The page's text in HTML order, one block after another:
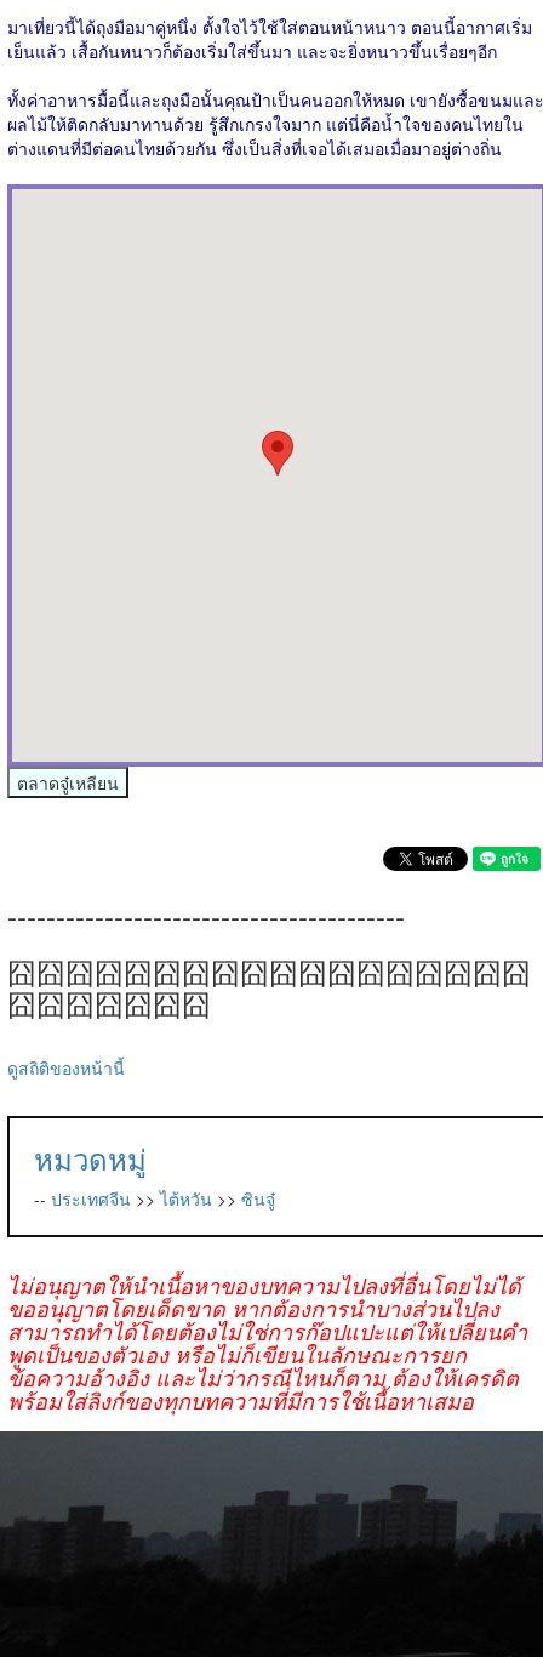
มาเที่ยวนี้ได้ถุงมือมาคู่หนึ่ง ตั้งใจไว้ใช้ใส่ตอนหน้าหนาว ตอนนี้อากาศเริ่ม
เย็นแล้ว เสื้อกันหนาวก็ต้องเริ่มใส่ขึ้นมา และจะยิ่งหนาวขึ้นเรื่อยๆอีก
ทั้งค่าอาหารมื้อนี้และถุงมือนั้นคุณป้าเป็นคนออกให้หมด เขายังซื้อขนมและ
ผลไม้ให้ติดกลับมาทานด้วย รู้สึกเกรงใจมาก แต่นี่คือน้ำใจของคนไทยใน
ต่างแดนที่มีต่อคนไทยด้วยกัน ซึ่งเป็นสิ่งที่เจอได้เสมอเมื่อมาอยู่ต่างถิ่น
ตลาดจู๋เหลียน
-----------------------------------------
囧囧囧囧囧囧囧囧囧囧囧囧囧囧囧囧囧囧
囧囧囧囧囧囧囧
ดูสถิติของหน้านี้
หมวดหมู่
-- ประเทศจีน >>ไต้หวัน >> ซินจู๋
ไม่อนุญาตให้นำเนื้อหาของบทความไปลงที่อื่นโดยไม่ได้
ขออนุญาตโดยเด็ดขาด หากต้องการนำบางส่วนไปลง
สามารถทำได้โดยต้องไม่ใช่การก๊อปแปะแต่ให้เปลี่ยนคำ
พูดเป็นของตัวเอง หรือไม่ก็เขียนในลักษณะการยก
ข้อความอ้างอิง และไม่ว่ากรณีไหนก็ตาม ต้องให้เครดิต
พร้อมใส่ลิงก์ของทุกบทความที่มีการใช้เนื้อหาเสมอ